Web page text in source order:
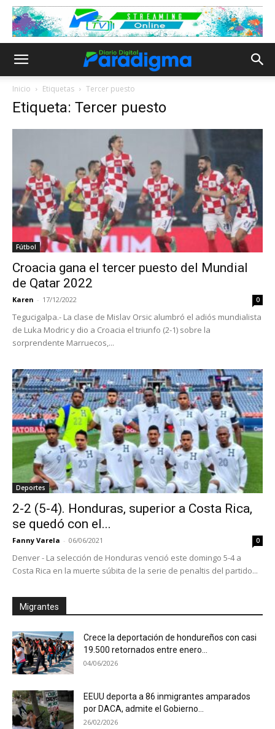
Inicio Etiquetas Tercer puesto
Etiqueta: Tercer puesto
Fútbol
Croacia gana el tercer puesto del Mundial
de Qatar 2022
Karen - 17/12/2022 0
Tegucigalpa.- La clase de Mislav Orsic alumbró el adiós mundialista
de Luka Modric y dio a Croacia el triunfo (2-1) sobre la
sorprendente Marruecos,...
Deportes
2-2 (5-4). Honduras, superior a Costa Rica,
se quedó con el...
Fanny Varela - 06/06/2021 0
Denver - La selección de Honduras venció este domingo 5-4 a
Costa Rica en la muerte súbita de la serie de penaltis del partido...
Migrantes
Crece la deportación de hondureños con casi
19.500 retornados entre enero...
04/06/2026
EEUU deporta a 86 inmigrantes amparados
por DACA, admite el Gobierno...
26/02/2026